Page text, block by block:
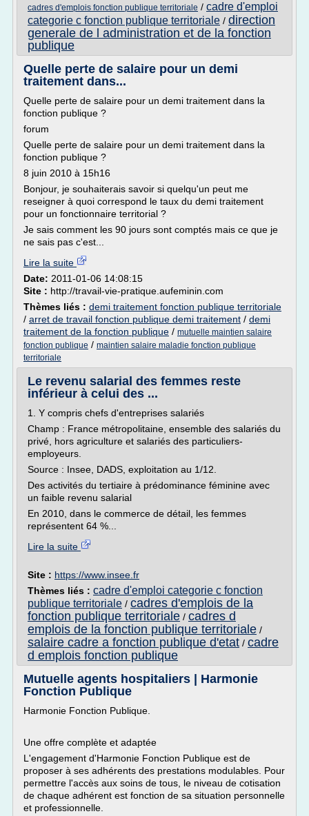
cadres d'emplois fonction publique territoriale / cadre d'emploi
categorie c fonction publique territoriale / direction
generale de l administration et de la fonction
publique
Quelle perte de salaire pour un demi
traitement dans...
Quelle perte de salaire pour un demi traitement dans la
fonction publique ?
forum
Quelle perte de salaire pour un demi traitement dans la
fonction publique ?
8 juin 2010 à 15h16
Bonjour, je souhaiterais savoir si quelqu'un peut me
reseigner à quoi correspond le taux du demi traitement
pour un fonctionnaire territorial ?
Je sais comment les 90 jours sont comptés mais ce que je
ne sais pas c'est...
Lire la suite
Date: 2011-01-06 14:08:15
Site : http://travail-vie-pratique.aufeminin.com
Thèmes liés : demi traitement fonction publique territoriale
/ arret de travail fonction publique demi traitement / demi
traitement de la fonction publique / mutuelle maintien salaire
fonction publique / maintien salaire maladie fonction publique
territoriale
Le revenu salarial des femmes reste
inférieur à celui des ...
1. Y compris chefs d'entreprises salariés
Champ : France métropolitaine, ensemble des salariés du
privé, hors agriculture et salariés des particuliers-
employeurs.
Source : Insee, DADS, exploitation au 1/12.
Des activités du tertiaire à prédominance féminine avec
un faible revenu salarial
En 2010, dans le commerce de détail, les femmes
représentent 64 %...
Lire la suite
Site : https://www.insee.fr
Thèmes liés : cadre d'emploi categorie c fonction
publique territoriale / cadres d'emplois de la
fonction publique territoriale / cadres d
emplois de la fonction publique territoriale /
salaire cadre a fonction publique d'etat / cadre
d emplois fonction publique
Mutuelle agents hospitaliers | Harmonie
Fonction Publique
Harmonie Fonction Publique.
Une offre complète et adaptée
L'engagement d'Harmonie Fonction Publique est de
proposer à ses adhérents des prestations modulables. Pour
permettre l'accès aux soins de tous, le niveau de cotisation
de chaque adhérent est fonction de sa situation personnelle
et professionnelle.